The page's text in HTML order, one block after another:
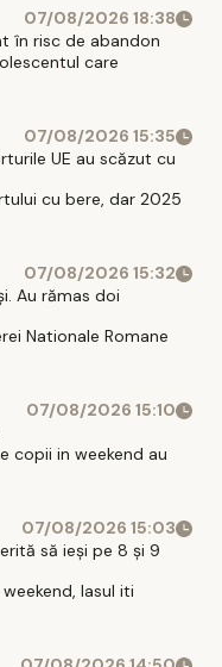
07/08/2026 18:38
în risc de abandon
care
07/08/2026 15:35
UE au scăzut cu
cu bere, dar 2025
07/08/2026 15:32
Au rămas doi
Nationale Romane
07/08/2026 15:10
copii in weekend au
07/08/2026 15:03
să ieși pe 8 și 9
Iasul iti